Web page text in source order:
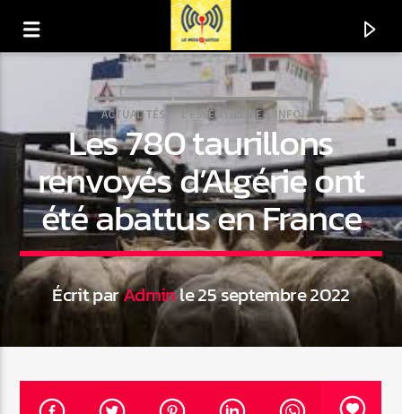
Artiste
ACTUALITÉS L'ESSENTIEL-DE-L'INFO
Les 780 taurillons
renvoyés d’Algérie ont
été abattus en France
Écrit parAdminle 25 septembre 2022